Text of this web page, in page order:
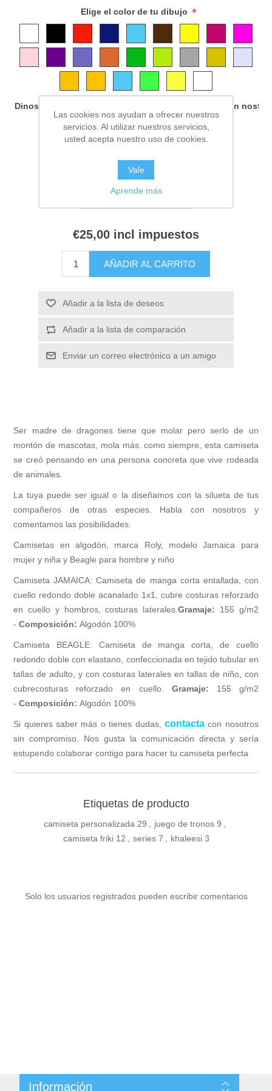
Elige el color de tu dibujo *
Dinos qué animales comparten tu vida o contacta con
€25,00 incl impuestos
AÑADIR AL CARRITO
Añadir a la lista de deseos
Añadir a la lista de comparación
Enviar un correo electrónico a un amigo
Ser madre de dragones tiene que molar pero serlo de un
montón de mascotas, mola más. como siempre, esta camiseta
se creó pensando en una persona concreta que vive rodeada
de animales.
La tuya puede ser igual o la diseñamos con la silueta de tus
compañeros de otras especies. Habla con nosotros y
comentamos las posibilidades.
Camisetas en algodón, marca Roly, modelo Jamaica para
mujer y niña y Beagle para hombre y niño
Camiseta JAMAICA: Camiseta de manga corta entallada, con
cuello redondo doble acanalado 1x1, cubre costuras reforzado
en cuello y hombros, costuras laterales.Gramaje: 155 g/m2
-Composición: Algodón 100%
Camiseta BEAGLE: Camiseta de manga corta, de cuello
redondo doble con elastano, confeccionada en tejido tubular en
tallas de adulto, y con costuras laterales en tallas de niño, con
cubrecosturas reforzado en cuello. Gramaje: 155 g/m2
-Composición: Algodón 100%
Si quieres saber más o tienes dudas, contactacon nosotros
sin compromiso. Nos gusta la comunicación directa y sería
estupendo colaborar contigo para hacer tu camiseta perfecta
Etiquetas de producto
camiseta personalizada 29 juego de tronos 9
camiseta friki 12 series 7 khaleesi 3
Solo los usuarios registrados pueden escribir comentarios
Información
Las cookies nos ayudan a ofrecer nuestros
servicios. Al utilizar nuestros servicios,
usted acepta nuestro uso de cookies.
Vale
Aprende más